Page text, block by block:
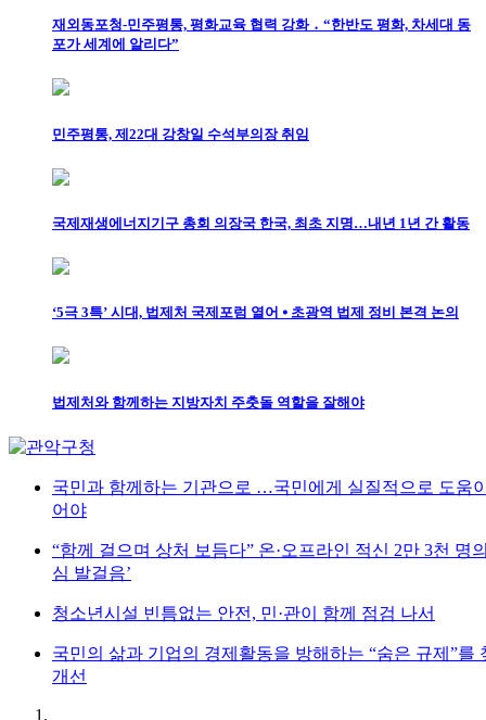
재외동포청-민주평통, 평화교육 협력 강화 ․ “한반도 평화, 차세대 동
포가 세계에 알리다”
민주평통, 제22대 강창일 수석부의장 취임
국제재생에너지기구 총회 의장국 한국, 최초 지명…내년 1년 간 활동
‘5극 3특’ 시대, 법제처 국제포럼 열어 ⦁ 초광역 법제 정비 본격 논의
법제처와 함께하는 지방자치 주춧돌 역할을 잘해야
국민과 함께하는 기관으로 …국민에게 실질적으로 도움
어야
“함께 걸으며 상처 보듬다” 온·오프라인 적신 2만 3천 명
심 발걸음’
청소년시설 빈틈없는 안전, 민·관이 함께 점검 나서
국민의 삶과 기업의 경제활동을 방해하는 “숨은 규제”를
개선